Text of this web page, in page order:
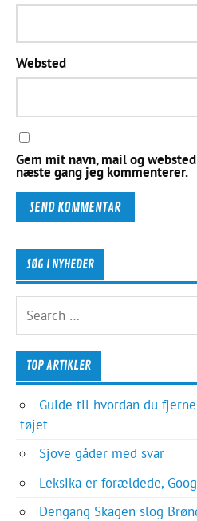
Websted
Gem mit navn, mail og
næste gang jeg kommenterer.
SØG I NYHEDER
TOP ARTIKLER
Guide til hvordan du
tøjet
Sjove gåder med svar
Leksika er forældede,
Dengang Skagen slog